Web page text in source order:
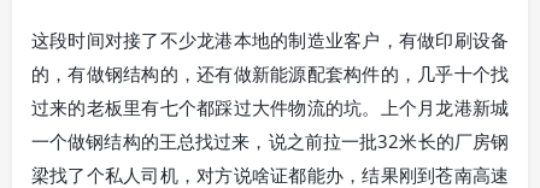
这段时间对接了不少龙港本地的制造业客户，有做印刷设备
的，有做钢结构的，还有做新能源配套构件的，几乎十个找
过来的老板里有七个都踩过大件物流的坑。上个月龙港新城
一个做钢结构的王总找过来，说之前拉一批32米长的厂房钢
梁找了个私人司机，对方说啥证都能办，结果刚到苍南高速